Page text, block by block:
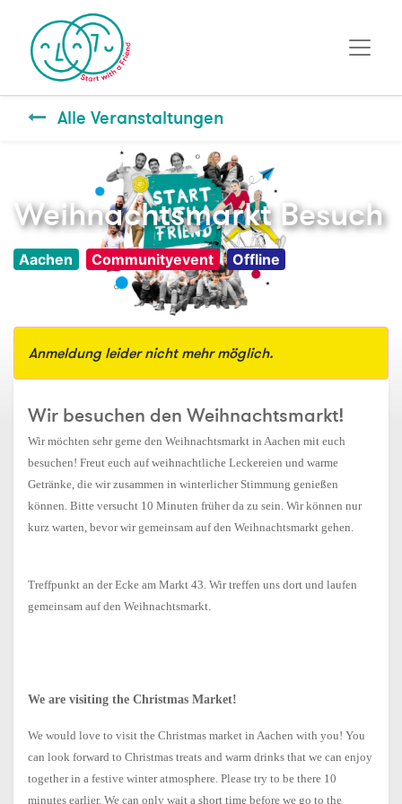
Alle Veranstaltungen
Weihnachtsmarkt Besuch
Aachen Communityevent Offline
Anmeldung leider nicht mehr möglich.
Wir besuchen den Weihnachtsmarkt!
Wir möchten sehr gerne den Weihnachtsmarkt in Aachen mit euch
besuchen! Freut euch auf weihnachtliche Leckereien und warme
Getränke, die wir zusammen in winterlicher Stimmung genießen
können. Bitte versucht 10 Minuten früher da zu sein. Wir können nur
kurz warten, bevor wir gemeinsam auf den Weihnachtsmarkt gehen.
Treffpunkt an der Ecke am Markt 43. Wir treffen uns dort und laufen
gemeinsam auf den Weihnachtsmarkt.
We are visiting the Christmas Market!
We would love to visit the Christmas market in Aachen with you! You
can look forward to Christmas treats and warm drinks that we can enjoy
together in a festive winter atmosphere. Please try to be there 10
minutes earlier. We can only wait a short time before we go to the